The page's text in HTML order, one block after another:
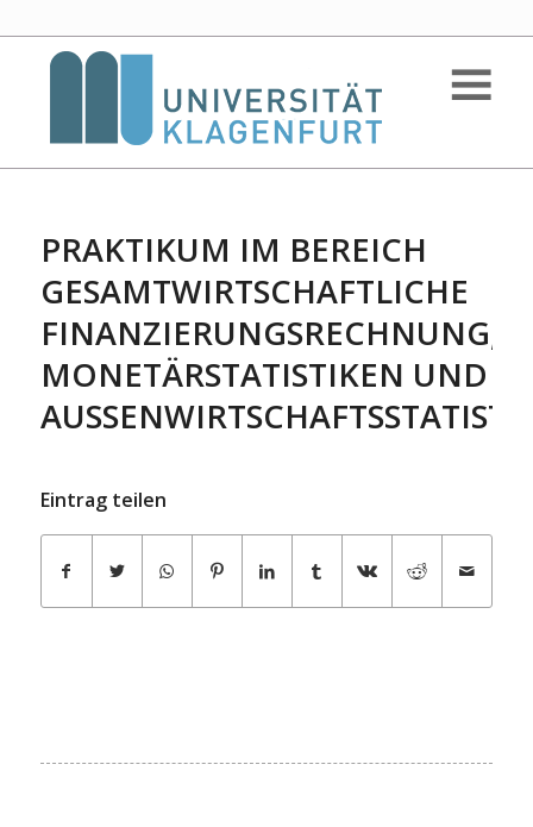
PRAKTIKUM IM BEREICH
GESAMTWIRTSCHAFTLICHE
FINANZIERUNGSRECHNUNG,
MONETÄRSTATISTIKEN UND
Eintrag teilen